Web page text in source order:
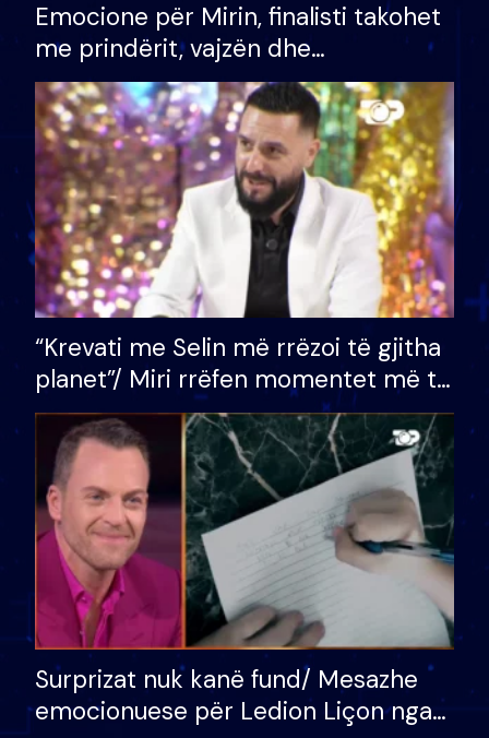
Emocione për Mirin, finalisti takohet
me prindërit, vajzën dhe
bashkëshorten: S’kemi ndonjë letër
divorci apo jo?
“Krevati me Selin më rrëzoi të gjitha
planet”/ Miri rrëfen momentet më të
bukura në shtëpinë e BB VIP: Do më
mungojë zilja e mëngjesit kur…
Surprizat nuk kanë fund/ Mesazhe
emocionuese për Ledion Liçon nga